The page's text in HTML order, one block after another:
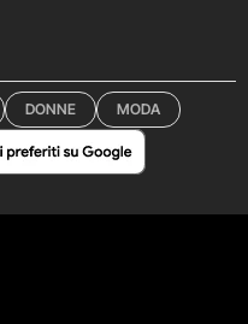
DONNE MODA